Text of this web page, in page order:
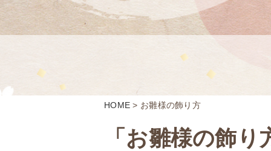
HOME > お雛様の飾り方
「お雛様の飾